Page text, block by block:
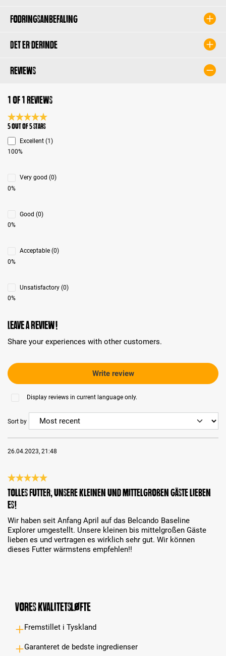
Fodringsanbefaling
Det er derinde
Reviews
1 of 1 reviews
Average rating 5 of 5 Stars
5 out of 5 stars
Excellent (1)
100%
Very good (0)
0%
Good (0)
0%
Acceptable (0)
0%
Unsatisfactory (0)
0%
Leave a review!
Share your experiences with other customers.
Write review
Display reviews in current language only.
Sort by
26.04.2023, 21:48
Review with rating of 5 out of 5 stars
Tolles Futter, unsere kleinen und mittelgroßen Gäste lieben
es!
Wir haben seit Anfang April auf das Belcando Baseline
Explorer umgestellt. Unsere kleinen bis mittelgroßen Gäste
lieben es und vertragen es wirklich sehr gut. Wir können
dieses Futter wärmstens empfehlen!!
Vores kvalitetsløfte
Fremstillet i Tyskland
Garanteret de bedste ingredienser